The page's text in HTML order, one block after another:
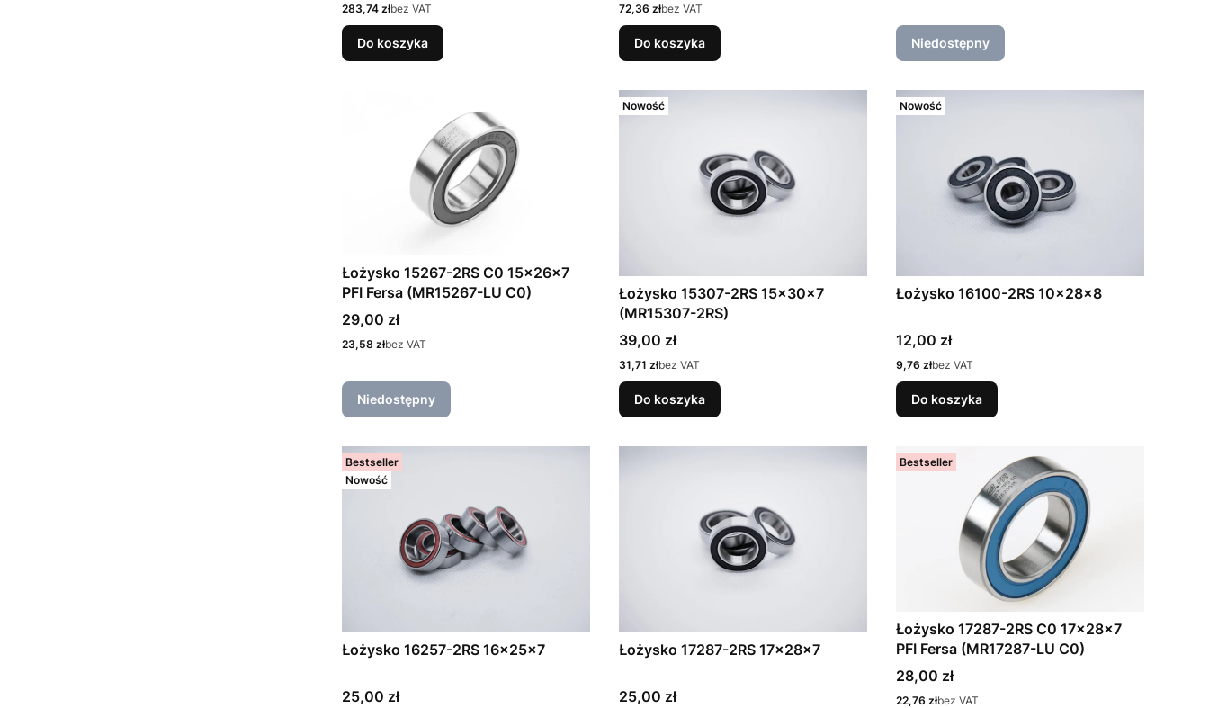
Cena
283,74 złbez VAT
Do koszyka
Cena
72,36 złbez VAT
Do koszyka Niedostępny
Łożysko 15267-2RS C0 15x26x7
PFI Fersa (MR15267-LU C0)
Cena
29,00 zł
Cena
23,58 złbez VAT
Niedostępny
Nowość
Łożysko 15307-2RS 15x30x7
(MR15307-2RS)
Cena
39,00 zł
Cena
31,71 złbez VAT
Do koszyka
Nowość
Łożysko 16100-2RS 10x28x8
Cena
12,00 zł
Cena
9,76 złbez VAT
Do koszyka
Bestseller
Nowość
Łożysko 16257-2RS 16x25x7
Cena
25,00 zł
Łożysko 17287-2RS 17x28x7
Cena
25,00 zł
Bestseller
Łożysko 17287-2RS C0 17x28x7
PFI Fersa (MR17287-LU C0)
Cena
28,00 zł
Cena
22,76 złbez VAT